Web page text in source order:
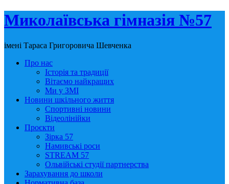
Миколаївська гімназія №57
імені Тараса Григоровича Шевченка
Про нас
Історія та традиції
Вітаємо найкращих
Ми у ЗМІ
Новини шкільного життя
Спортивні новини
Відеолінійки
Проєкти
Зірка 57
Намивські роси
STREAM 57
Ольвійські студії партнерства
Зарахування до школи